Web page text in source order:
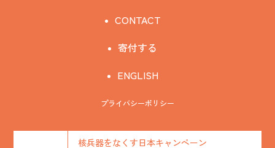
CONTACT
寄付する
ENGLISH
プライバシーポリシー
核兵器をなくす日本キャンペーン